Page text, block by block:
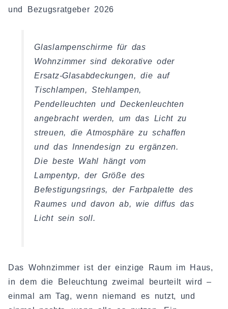
und Bezugsratgeber 2026
Glaslampenschirme für das
Wohnzimmer sind dekorative oder
Ersatz-Glasabdeckungen, die auf
Tischlampen, Stehlampen,
Pendelleuchten und Deckenleuchten
angebracht werden, um das Licht zu
streuen, die Atmosphäre zu schaffen
und das Innendesign zu ergänzen.
Die beste Wahl hängt vom
Lampentyp, der Größe des
Befestigungsrings, der Farbpalette des
Raumes und davon ab, wie diffus das
Licht sein soll.
Das Wohnzimmer ist der einzige Raum im Haus,
in dem die Beleuchtung zweimal beurteilt wird –
einmal am Tag, wenn niemand es nutzt, und